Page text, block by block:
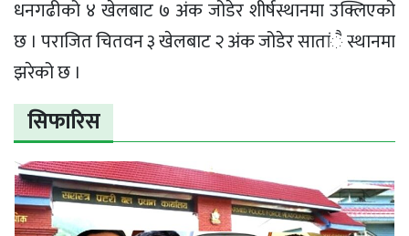
धनगढीको ४ खेलबाट ७ अंक जोडेर शीर्षस्थानमा उक्लिएको
छ । पराजित चितवन ३ खेलबाट २ अंक जोडेर सातांै स्थानमा
झरेको छ ।
सिफारिस